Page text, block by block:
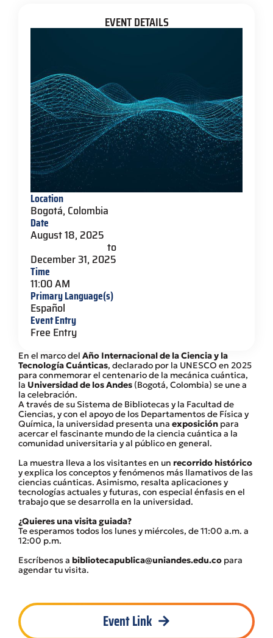
En el marco del Año Internacional de la Ciencia y la
Tecnología Cuánticas, declarado por la UNESCO en 2025
para conmemorar el centenario de la mecánica cuántica,
la Universidad de los Andes (Bogotá, Colombia) se une a
la celebración.
A través de su Sistema de Bibliotecas y la Facultad de
Ciencias, y con el apoyo de los Departamentos de Física y
Química, la universidad presenta una exposición para
acercar el fascinante mundo de la ciencia cuántica a la
comunidad universitaria y al público en general.
La muestra lleva a los visitantes en un recorrido histórico
y explica los conceptos y fenómenos más llamativos de las
ciencias cuánticas. Asimismo, resalta aplicaciones y
tecnologías actuales y futuras, con especial énfasis en el
trabajo que se desarrolla en la universidad.
¿Quieres una visita guiada?
Te esperamos todos los lunes y miércoles, de 11:00 a.m. a
12:00 p.m.
Escríbenos a bibliotecapublica@uniandes.edu.co para
agendar tu visita.
Event Link
EVENT DETAILS
Location
Bogotá, Colombia
Date
August 18, 2025
to
December 31, 2025
Time
11:00 AM
Primary Language(s)
Español
Event Entry
Free Entry